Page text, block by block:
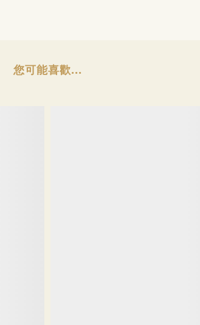
您可能喜歡...